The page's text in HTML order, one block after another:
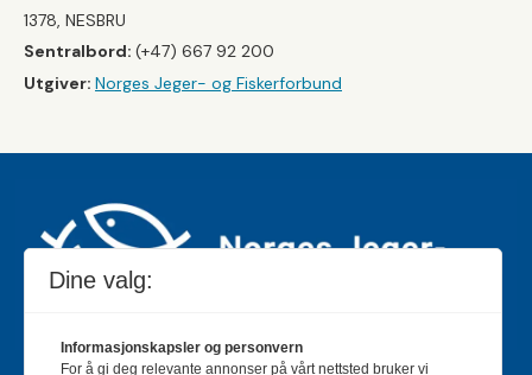
1378, NESBRU
Sentralbord: (+47) 667 92 200
Utgiver: Norges Jeger- og Fiskerforbund
Dine valg:
Informasjonskapsler og personvern
For å gi deg relevante annonser på vårt nettsted bruker vi